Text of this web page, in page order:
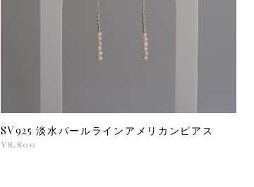
SV925 淡水パールラインアメリカンピアス
¥8,800